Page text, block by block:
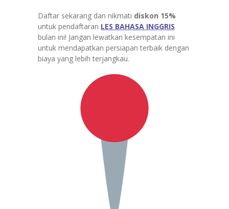
Daftar sekarang dan nikmati diskon 15%
untuk pendaftaran LES BAHASA INGGRIS
bulan ini! Jangan lewatkan kesempatan ini
untuk mendapatkan persiapan terbaik dengan
biaya yang lebih terjangkau.